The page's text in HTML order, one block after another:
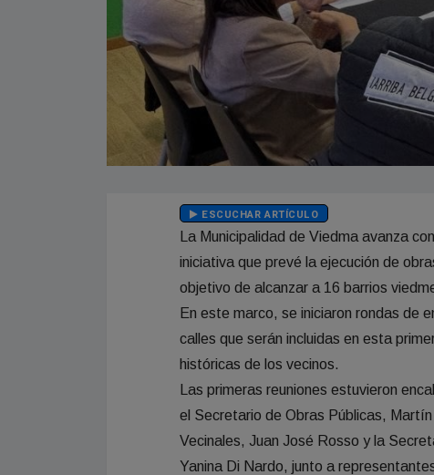
ESCUCHAR ARTÍCULO
La Municipalidad de Viedma avanza
iniciativa que prevé la ejecución de
objetivo de alcanzar a 16 barrios
En este marco, se iniciaron rondas de
calles que serán incluidas en esta
históricas de los vecinos.
Las primeras reuniones estuvieron
el Secretario de Obras Públicas,
Vecinales, Juan José Rosso y la
Yanina Di Nardo, junto a